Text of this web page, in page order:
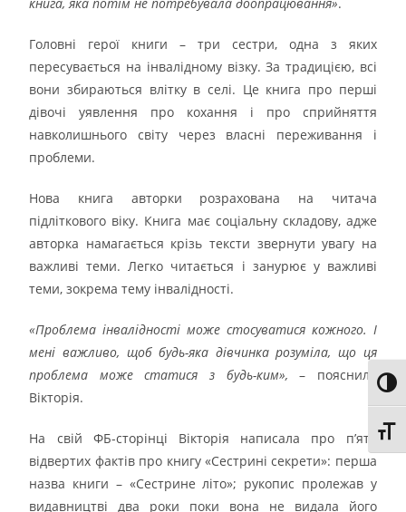
Головні герої книги – три сестри, одна з яких
пересувається на інвалідному візку. За традицією, всі
вони збираються влітку в селі. Це книга про перші
дівочі уявлення про кохання і про сприйняття
навколишнього світу через власні переживання і
проблеми.
Нова книга авторки розрахована на читача
підліткового віку. Книга має соціальну складову, адже
авторка намагається крізь тексти звернути увагу на
важливі теми. Легко читається і занурює у важливі
теми, зокрема тему інвалідності.
«Проблема інвалідності може стосуватися кожного. І
мені важливо, щоб будь-яка дівчинка розуміла, що ця
проблема може статися з будь-ким», – пояснила
Вікторія.
На свій ФБ-сторінці Вікторія написала про п’ять
відвертих фактів про книгу «Сестрині секрети»: перша
назва книги – «Сестрине літо»; рукопис пролежав у
видавництві два роки поки вона не видала його